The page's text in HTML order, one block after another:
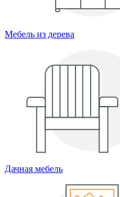
Мебель из дерева
Дачная мебель